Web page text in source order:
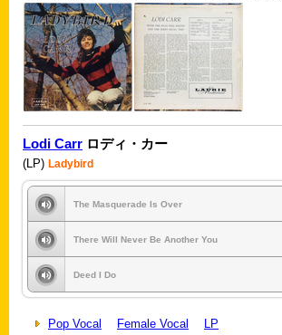
Lodi Carr ロディ・カー
(LP) Ladybird
The Masquerade Is Over
There Will Never Be Another You
Deed I Do
Pop Vocal Female Vocal
LP